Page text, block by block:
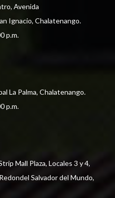
Avenida
Ignacio, Chalatenango.
p.m.
La Palma, Chalatenango.
p.m.
Mall Plaza, Locales 3 y 4,
Salvador del Mundo,